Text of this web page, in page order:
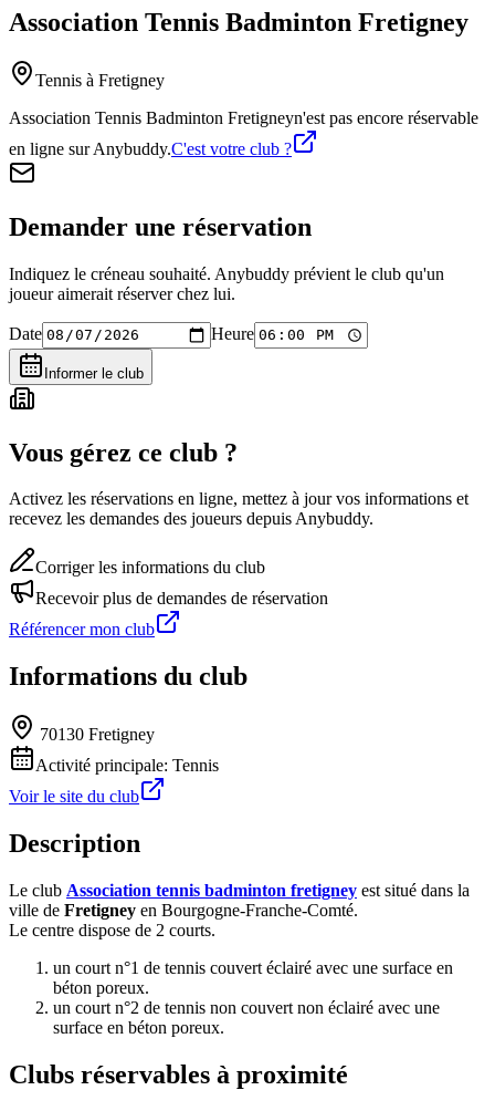
Association Tennis Badminton Fretigney
Tennis à Fretigney
Association Tennis Badminton Fretigneyn'est pas encore réservable
en ligne sur Anybuddy.C'est votre club ?
Demander une réservation
Indiquez le créneau souhaité. Anybuddy prévient le club qu'un
joueur aimerait réserver chez lui.
Date Heure
Informer le club
Vous gérez ce club ?
Activez les réservations en ligne, mettez à jour vos informations et
recevez les demandes des joueurs depuis Anybuddy.
Corriger les informations du club
Recevoir plus de demandes de réservation
Référencer mon club
Informations du club
70130 Fretigney
Activité principale: Tennis
Voir le site du club
Description
Le club Association tennis badminton fretigney est situé dans la
ville de Fretigney en Bourgogne-Franche-Comté.
Le centre dispose de 2 courts.
un court n°1 de tennis couvert éclairé avec une surface en
béton poreux.
un court n°2 de tennis non couvert non éclairé avec une
surface en béton poreux.
Clubs réservables à proximité